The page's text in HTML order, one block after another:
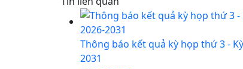
Thông báo kết quả kỳ họp thứ 3 -
2031